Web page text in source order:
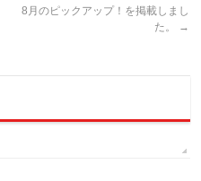
8月のピックアップ！を掲載しまし
た。
→